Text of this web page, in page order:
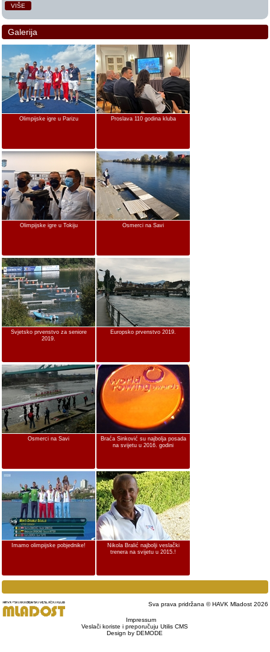
VIŠE
Galerija
Olimpijske igre u Parizu Proslava 110 godina kluba
Olimpijske igre u Tokiju Osmerci na Savi
Svjetsko prvenstvo za seniore
2019.
Europsko prvenstvo 2019.
Osmerci na Savi
Braća Sinković su najbolja posada
na svijetu u 2016. godini
Imamo olimpijske pobjednike!
Nikola Bralić najbolji veslački
trenera na svijetu u 2015.!
Sva prava pridržana © HAVK Mladost 2026
Impressum
Veslači koriste i preporučuju Utilis CMS
Design by DEMODE